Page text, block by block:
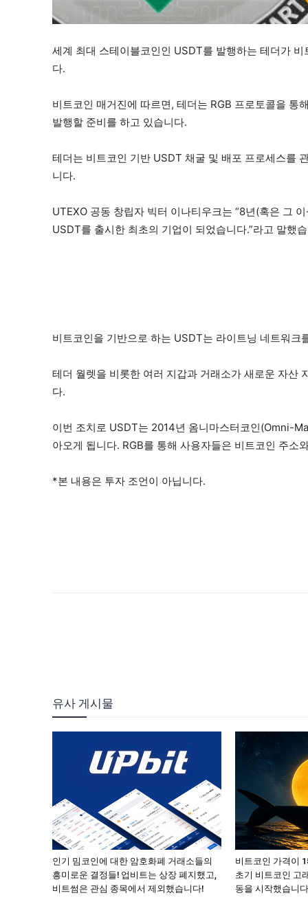
세계 최대 스테이블코인인 USDT를 발행하는 테더가
다.
비트코인 매거진에 따르면, 테더는 RGB 프로토콜을
발행할 준비를 하고 있습니다.
테더는 비트코인 기반 USDT 채굴 및 배포 프로세스를
니다.
UTEXO 공동 창립자 빅터 이나티우크는 “8년(혹은 그
USDT를 출시한 최초의 기업이 되었습니다.”라고 말했
비트코인을 기반으로 하는 USDT는 라이트닝 네트워
테더 월렛을 비롯한 여러 지갑과 거래소가 새로운 자산
다.
이번 조치로 USDT는 2014년 옴니마스터코인(Omni-
아오게 됩니다. RGB를 통해 사용자들은 비트코인 주
*본 내용은 투자 조언이 아닙니다.
유사 게시물
인기 밈코인에 대한 암호화폐 거래소들의
흥미로운 결정들! 업비트는 상장 폐지했고,
비트썸은 관심 종목에서 제외했습니다!
비트코인 가격이
초기 비트코인 고
동을 시작했습니